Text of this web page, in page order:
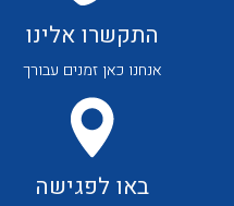
לכל מוצרי היצרן
התקשרו אלינו
אנחנו כאן זמנים עבורך
באו לפגישה